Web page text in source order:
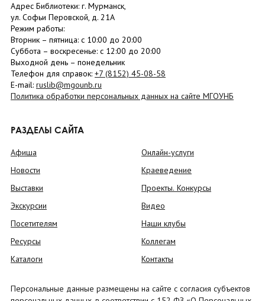
Адрес Библиотеки: г. Мурманск,
ул. Софьи Перовской, д. 21А
Режим работы:
Вторник – пятница: с 10:00 до 20:00
Суббота – воскресенье: c 12:00 до 20:00
Выходной день – понедельник
Телефон для справок: +7 (8152) 45-08-58
E-mail: ruslib@mgounb.ru
Политика обработки персональных данных на сайте МГОУНБ
РАЗДЕЛЫ САЙТА
Афиша
Новости
Выставки
Экскурсии
Посетителям
Ресурсы
Каталоги
Онлайн-услуги
Краеведение
Проекты. Конкурсы
Видео
Наши клубы
Коллегам
Контакты
Персональные данные размещены на сайте с согласия субъектов